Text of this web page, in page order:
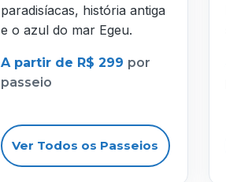
paradisíacas, história antiga
e o azul do mar Egeu.
A partir de R$ 299 por
passeio
Ver Todos os Passeios